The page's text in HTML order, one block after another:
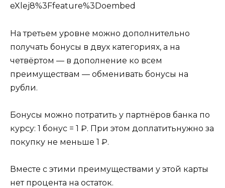
eXlej8%3Ffeature%3Doembed
На третьем уровне можно дополнительно
получать бонусы в двух категориях, а на
четвёртом — в дополнение ко всем
преимуществам — обменивать бонусы на
рубли.
Бонусы можно потратить у партнёров банка по
курсу: 1 бонус = 1 ₽. При этом доплатитьнужно за
покупку не меньше 1 ₽.
Вместе с этими преимуществами у этой карты
нет процента на остаток.